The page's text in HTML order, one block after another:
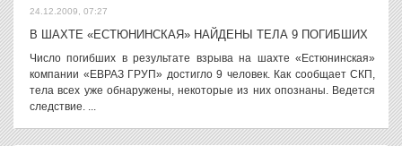
24.12.2009, 07:27
В ШАХТЕ «ЕСТЮНИНСКАЯ» НАЙДЕНЫ ТЕЛА 9 ПОГИБШИХ
Число погибших в результате взрыва на шахте «Естюнинская»
компании «ЕВРАЗ ГРУП» достигло 9 человек. Как сообщает СКП,
тела всех уже обнаружены, некоторые из них опознаны. Ведется
следствие. ...